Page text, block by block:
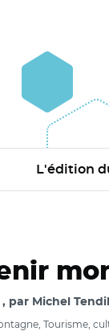
L'édition
par Michel
Tourisme,